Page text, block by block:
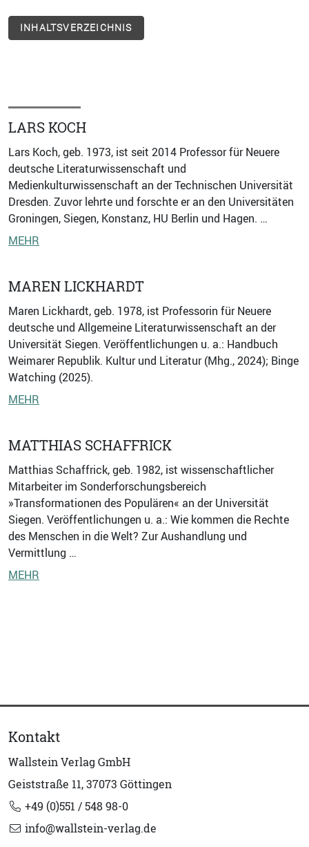
INHALTSVERZEICHNIS
LARS KOCH
Lars Koch, geb. 1973, ist seit 2014 Professor für Neuere
deutsche Literaturwissenschaft und
Medienkulturwissenschaft an der Technischen Universität
Dresden. Zuvor lehrte und forschte er an den Universitäten
Groningen, Siegen, Konstanz, HU Berlin und Hagen. …
MEHR
MAREN LICKHARDT
Maren Lickhardt, geb. 1978, ist Professorin für Neuere
deutsche und Allgemeine Literaturwissenschaft an der
Universität Siegen. Veröffentlichungen u. a.: Handbuch
Weimarer Republik. Kultur und Literatur (Mhg., 2024); Binge
Watching (2025).
MEHR
MATTHIAS SCHAFFRICK
Matthias Schaffrick, geb. 1982, ist wissenschaftlicher
Mitarbeiter im Sonderforschungsbereich
»Transformationen des Populären« an der Universität
Siegen. Veröffentlichungen u. a.: Wie kommen die Rechte
des Menschen in die Welt? Zur Aushandlung und
Vermittlung …
MEHR
Kontakt
Wallstein Verlag GmbH
Geiststraße 11, 37073 Göttingen
+49 (0)551 / 548 98-0
info@wallstein-verlag.de